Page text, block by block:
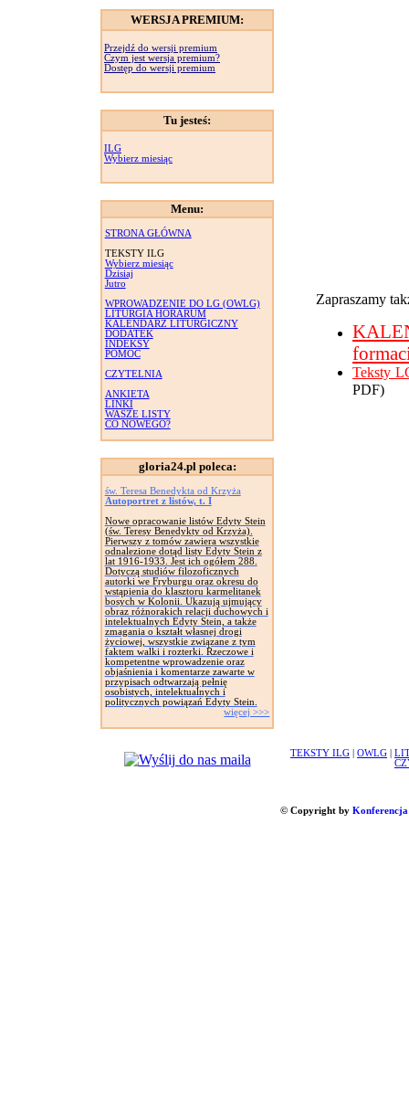
WERSJA PREMIUM:
Przejdź do wersji premium
Czym jest wersja premium?
Dostęp do wersji premium
Tu jesteś:
ILG
Wybierz miesiąc
Menu:
STRONA GŁÓWNA
TEKSTY ILG
Wybierz miesiąc
Dzisiaj
Jutro
WPROWADZENIE DO LG (OWLG)
LITURGIA HORARUM
KALENDARZ LITURGICZNY
DODATEK
INDEKSY
POMOC
CZYTELNIA
ANKIETA
LINKI
WASZE LISTY
CO NOWEGO?
gloria24.pl poleca:
św. Teresa Benedykta od Krzyża
Autoportret z listów, t. I
Nowe opracowanie listów Edyty Stein
(św. Teresy Benedykty od Krzyża).
Pierwszy z tomów zawiera wszystkie
odnalezione dotąd listy Edyty Stein z
lat 1916-1933. Jest ich ogółem 288.
Dotyczą studiów filozoficznych
autorki we Fryburgu oraz okresu do
wstąpienia do klasztoru karmelitanek
bosych w Kolonii. Ukazują ujmujący
obraz różnorakich relacji duchowych i
intelektualnych Edyty Stein, a także
zmagania o kształt własnej drogi
życiowej, wszystkie związane z tym
faktem walki i rozterki. Rzeczowe i
kompetentne wprowadzenie oraz
objaśnienia i komentarze zawarte w
przypisach odtwarzają pełnię
osobistych, intelektualnych i
politycznych powiązań Edyty Stein.
więcej >>>
Zapraszamy
Teksty
PDF)
TEKSTY ILG OWLG
© Copyright by Konferencja